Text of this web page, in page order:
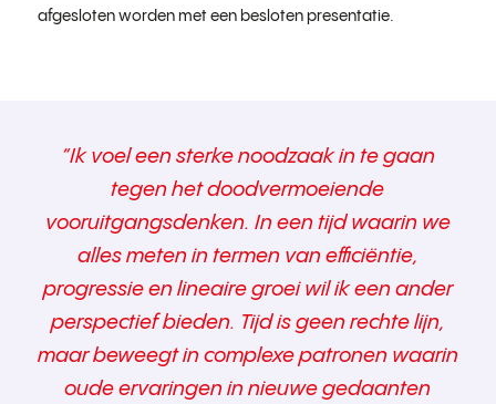
afgesloten worden met een besloten presentatie.
“Ik voel een sterke noodzaak in te gaan
tegen het doodvermoeiende
vooruitgangsdenken. In een tijd waarin we
alles meten in termen van efficiëntie,
progressie en lineaire groei wil ik een ander
perspectief bieden. Tijd is geen rechte lijn,
maar beweegt in complexe patronen waarin
oude ervaringen in nieuwe gedaanten